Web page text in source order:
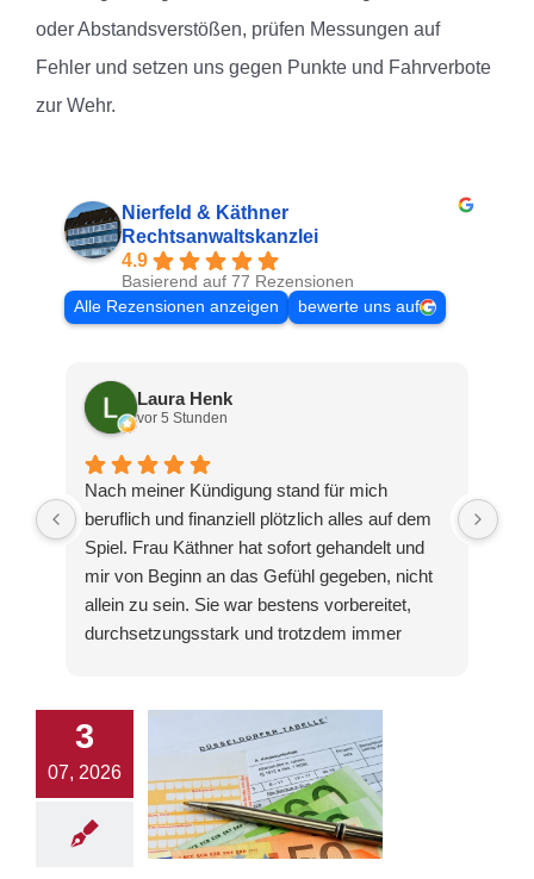
oder Abstandsverstößen, prüfen Messungen auf
Fehler und setzen uns gegen Punkte und Fahrverbote
zur Wehr.
Nierfeld & Käthner
Rechtsanwaltskanzlei
4.9
Basierend auf 77 Rezensionen
Alle Rezensionen anzeigen
bewerte uns auf
Laura Henk
vor 5 Stunden
Nach meiner Kündigung stand für mich
beruflich und finanziell plötzlich alles auf dem
Spiel. Frau Käthner hat sofort gehandelt und
mir von Beginn an das Gefühl gegeben, nicht
allein zu sein. Sie war bestens vorbereitet,
durchsetzungsstark und trotzdem immer
unglaublich froh, mich an diese Kanzlei
gewandt zu haben.
3
07, 2026